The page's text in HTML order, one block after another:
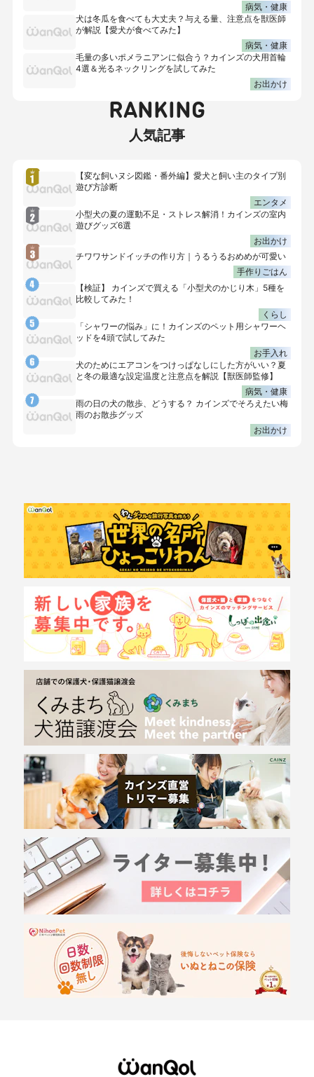
病気・健康
犬は冬瓜を食べても大丈夫？与える量、注意点を獣医師
が解説【愛犬が食べてみた】
病気・健康
毛量の多いポメラニアンに似合う？カインズの犬用首輪
4選＆光るネックリングを試してみた
お出かけ
RANKING
人気記事
【変な飼いヌシ図鑑・番外編】愛犬と飼い主のタイプ別
遊び方診断
エンタメ
小型犬の夏の運動不足・ストレス解消！カインズの室内
遊びグッズ6選
お出かけ
チワワサンドイッチの作り方｜うるうるおめめが可愛い
手作りごはん
【検証】 カインズで買える「小型犬のかじり木」5種を
比較してみた！
くらし
「シャワーの悩み」に！カインズのペット用シャワーヘ
ッドを4頭で試してみた
お手入れ
犬のためにエアコンをつけっぱなしにした方がいい？夏
と冬の最適な設定温度と注意点を解説【獣医師監修】
病気・健康
雨の日の犬の散歩、どうする？ カインズでそろえたい梅
雨のお散歩グッズ
お出かけ